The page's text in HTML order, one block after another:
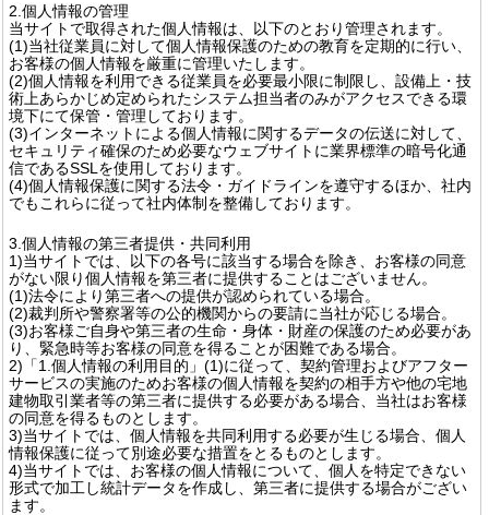
2.個人情報の管理
当サイトで取得された個人情報は、以下のとおり管理されます。
(1)当社従業員に対して個人情報保護のための教育を定期的に行い、
お客様の個人情報を厳重に管理いたします。
(2)個人情報を利用できる従業員を必要最小限に制限し、設備上・技
術上あらかじめ定められたシステム担当者のみがアクセスできる環
境下にて保管・管理しております。
(3)インターネットによる個人情報に関するデータの伝送に対して、
セキュリティ確保のため必要なウェブサイトに業界標準の暗号化通
信であるSSLを使用しております。
(4)個人情報保護に関する法令・ガイドラインを遵守するほか、社内
でもこれらに従って社内体制を整備しております。
3.個人情報の第三者提供・共同利用
1)当サイトでは、以下の各号に該当する場合を除き、お客様の同意
がない限り個人情報を第三者に提供することはございません。
(1)法令により第三者への提供が認められている場合。
(2)裁判所や警察署等の公的機関からの要請に当社が応じる場合。
(3)お客様ご自身や第三者の生命・身体・財産の保護のため必要があ
り、緊急時等お客様の同意を得ることが困難である場合。
2)「1.個人情報の利用目的」(1)に従って、契約管理およびアフター
サービスの実施のためお客様の個人情報を契約の相手方や他の宅地
建物取引業者等の第三者に提供する必要がある場合、当社はお客様
の同意を得るものとします。
3)当サイトでは、個人情報を共同利用する必要が生じる場合、個人
情報保護に従って別途必要な措置をとるものとします。
4)当サイトでは、お客様の個人情報について、個人を特定できない
形式で加工し統計データを作成し、第三者に提供する場合がござい
ます。